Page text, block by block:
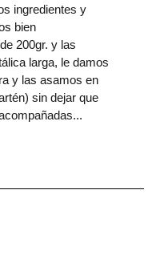
ingredientes y
bien
200gr. y las
larga, le damos
y las asamos en
sin dejar que